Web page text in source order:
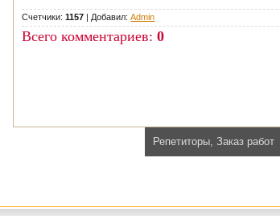
Счетчики:1157 | Добавил:Admin
Всего комментариев:0
Репетиторы, Заказ работ